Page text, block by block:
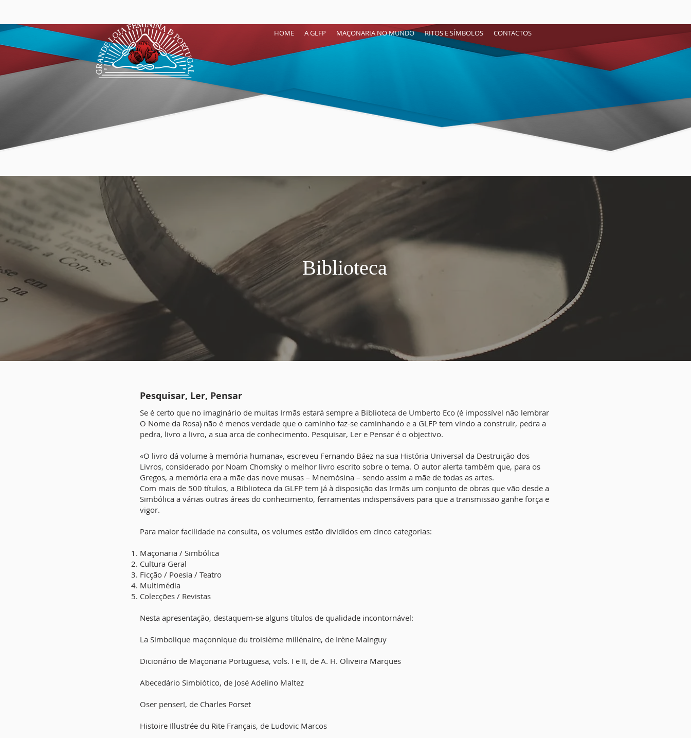
HOME A GLFP MAÇONARIA NO MUNDO RITOS E SÍMBOLOS CONTACTOS
Biblioteca
Pesquisar, Ler, Pensar
Se é certo que no imaginário de muitas Irmãs estará sempre a Biblioteca de Umberto Eco (é impossível não lembrar
O Nome da Rosa) não é menos verdade que o caminho faz-se caminhando e a GLFP tem vindo a construir, pedra a
pedra, livro a livro, a sua arca de conhecimento. Pesquisar, Ler e Pensar é o objectivo.
«O livro dá volume à memória humana», escreveu Fernando Báez na sua História Universal da Destruição dos
Livros, considerado por Noam Chomsky o melhor livro escrito sobre o tema. O autor alerta também que, para os
Gregos, a memória era a mãe das nove musas – Mnemósina – sendo assim a mãe de todas as artes.
Com mais de 500 títulos, a Biblioteca da GLFP tem já à disposição das Irmãs um conjunto de obras que vão desde a
Simbólica a várias outras áreas do conhecimento, ferramentas indispensáveis para que a transmissão ganhe força e
vigor.
Para maior facilidade na consulta, os volumes estão divididos em cinco categorias:
Maçonaria / Simbólica
Cultura Geral
Ficção / Poesia / Teatro
Multimédia
Colecções / Revistas
Nesta apresentação, destaquem-se alguns títulos de qualidade incontornável:
La Simbolique maçonnique du troisième millénaire, de Irène Mainguy
Dicionário de Maçonaria Portuguesa, vols. I e II, de A. H. Oliveira Marques
Abecedário Simbiótico, de José Adelino Maltez
Oser penser!, de Charles Porset
Histoire Illustrée du Rite Français, de Ludovic Marcos